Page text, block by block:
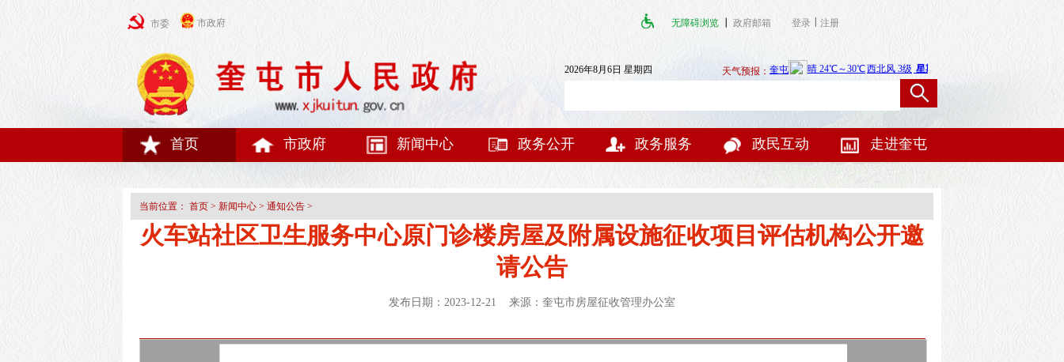
市委 市政府 无障碍浏览 政府邮箱 登录 注册
2026年8月6日 星期四 天气预报：
首页 市政府 新闻中心 政务公开 政务服务 政民互动 走进奎屯
当前位置： 首页 > 新闻中心 > 通知公告 >
火车站社区卫生服务中心原门诊楼房屋及附属设施征收项目评估机构公开邀
请公告
发布日期：2023-12-21 来源：奎屯市房屋征收管理办公室